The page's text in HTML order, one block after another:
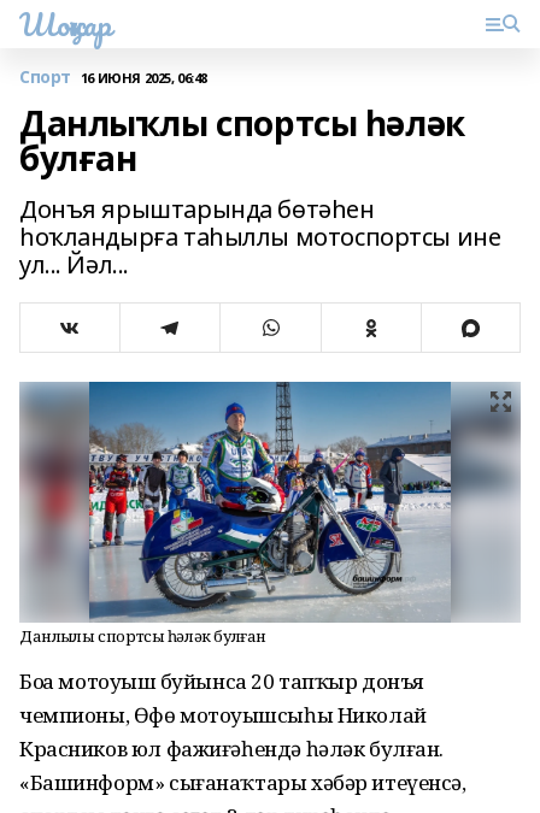
Шоңҡар
Спорт 16 ИЮНЯ 2025, 06:48
Данлыҡлы спортсы һәләк
булған
Донъя ярыштарында бөтәһен
һоҡландырға таһыллы мотоспортсы ине
ул... Йәл...
Данлыҡлы спортсы һәләк булған
Боҙҙа мотоуҙыш буйынса 20 тапҡыр донъя
чемпионы, Өфө мотоуҙышсыһы Николай
Красников юл фажиғәһендә һәләк булған.
«Башинформ» сығанаҡтары хәбәр итеүенсә,